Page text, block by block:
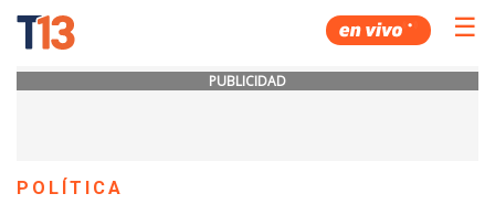
☰
PUBLICIDAD
POLÍTICA